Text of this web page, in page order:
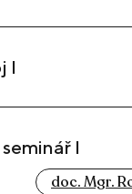
I
I
doc. Mgr.